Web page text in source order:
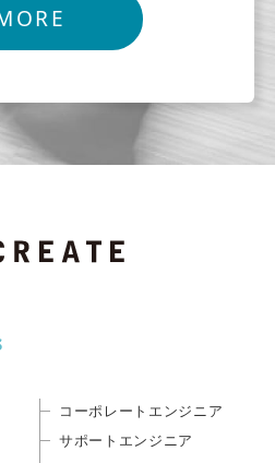
コーポレートエンジニア
サポートエンジニア